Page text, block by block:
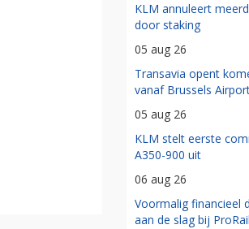
KLM annuleert
door staking
05 aug 26
Transavia opent
vanaf Brussels
05 aug 26
KLM stelt eerste
A350-900 uit
06 aug 26
Voormalig financieel
aan de slag bij ProRail